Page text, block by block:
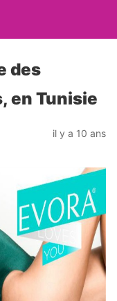
des
en Tunisie
il y a 10 ans